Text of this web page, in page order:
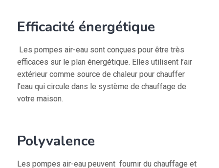
Efficacité énergétique
Les pompes air-eau sont conçues pour être très
efficaces sur le plan énergétique. Elles utilisent l’air
extérieur comme source de chaleur pour chauffer
l’eau qui circule dans le système de chauffage de
votre maison.
Polyvalence
Les pompes air-eau peuvent fournir du chauffage et